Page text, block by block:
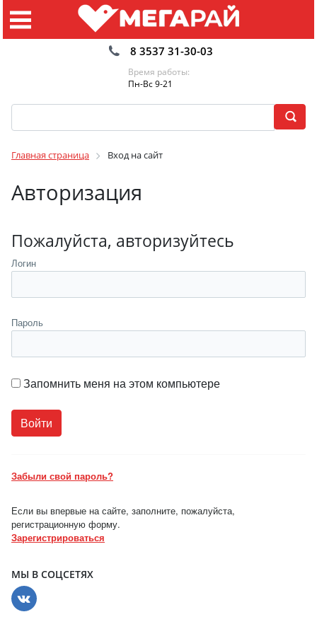
8 3537 31-30-03
Время работы:
Пн-Вс 9-21
Главная страница Вход на сайт
Авторизация
Пожалуйста, авторизуйтесь
Логин
Пароль
Запомнить меня на этом компьютере
Забыли свой пароль?
Если вы впервые на сайте, заполните, пожалуйста,
регистрационную форму.
Зарегистрироваться
МЫ В СОЦСЕТЯХ